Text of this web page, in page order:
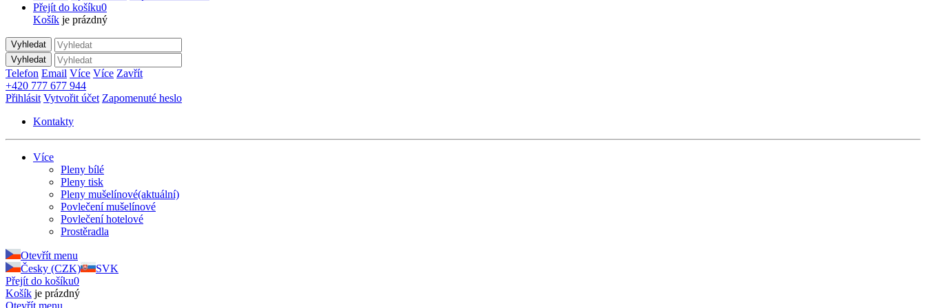
Přejít do košíku0
Košík je prázdný
Vyhledat
Vyhledat
Telefon Email Více Více Zavřít
+420 777 677 944
Přihlásit Vytvořit účet Zapomenuté heslo
Kontakty
Více
Pleny bílé
Pleny tisk
Pleny mušelínové(aktuální)
Povlečení mušelínové
Povlečení hotelové
Prostěradla
Otevřít menu
Česky (CZK)
SVK
Přejít do košíku0
Košík je prázdný
Otevřít menu